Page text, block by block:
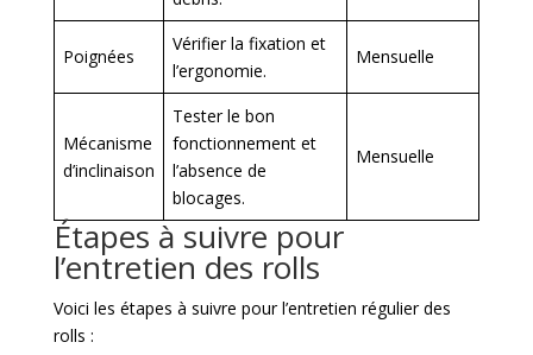
Poignées
Vérifier la fixation et
l’ergonomie.
Mensuelle
Mécanisme
d’inclinaison
Tester le bon
fonctionnement et
l’absence de
blocages.
Mensuelle
Étapes à suivre pour
l’entretien des rolls
Voici les étapes à suivre pour l’entretien régulier des
rolls :